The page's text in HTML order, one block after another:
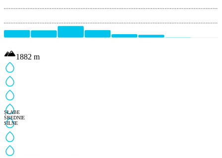
SŁABE
ŚREDNIE
SILNE
1882 m